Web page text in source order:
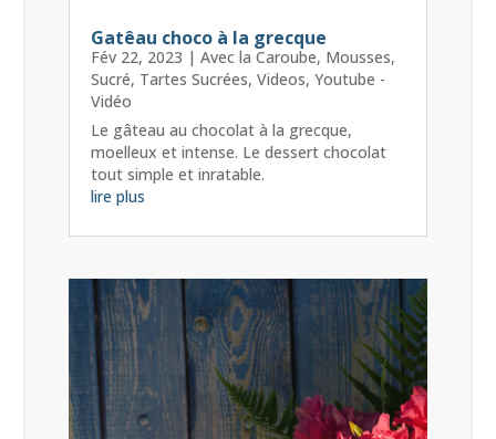
Gatêau choco à la grecque
Fév 22, 2023 | Avec la Caroube, Mousses,
Sucré, Tartes Sucrées, Videos, Youtube -
Vidéo
Le gâteau au chocolat à la grecque,
moelleux et intense. Le dessert chocolat
tout simple et inratable.
lire plus